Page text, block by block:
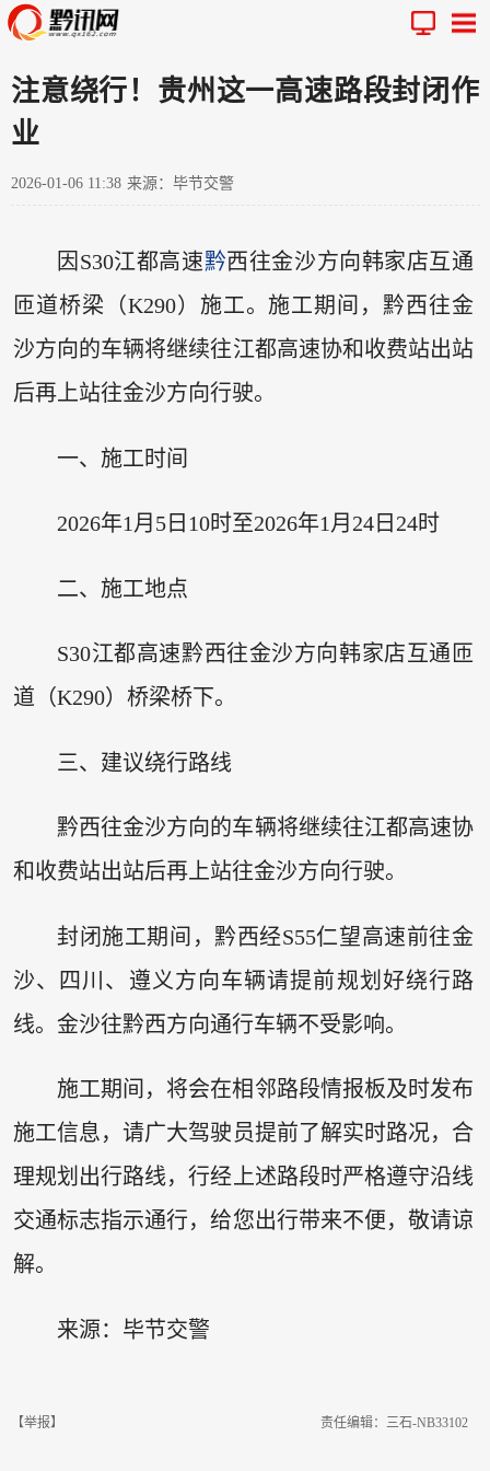
注意绕行！贵州这一高速路段封闭作
业
2026-01-06 11:38 来源：毕节交警
因S30江都高速黔西往金沙方向韩家店互通
匝道桥梁（K290）施工。施工期间，黔西往金
沙方向的车辆将继续往江都高速协和收费站出站
后再上站往金沙方向行驶。
一、施工时间
2026年1月5日10时至2026年1月24日24时
二、施工地点
S30江都高速黔西往金沙方向韩家店互通匝
道（K290）桥梁桥下。
三、建议绕行路线
黔西往金沙方向的车辆将继续往江都高速协
和收费站出站后再上站往金沙方向行驶。
封闭施工期间，黔西经S55仁望高速前往金
沙、四川、遵义方向车辆请提前规划好绕行路
线。金沙往黔西方向通行车辆不受影响。
施工期间，将会在相邻路段情报板及时发布
施工信息，请广大驾驶员提前了解实时路况，合
理规划出行路线，行经上述路段时严格遵守沿线
交通标志指示通行，给您出行带来不便，敬请谅
解。
来源：毕节交警
【举报】 责任编辑：三石-NB33102